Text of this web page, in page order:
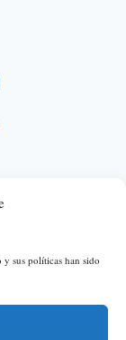
sus políticas han sido